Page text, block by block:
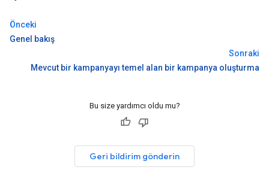
Önceki
Genel bakış
Sonraki
Mevcut bir kampanyayı temel alan bir kampanya oluşturma
Bu size yardımcı oldu mu?
Geri bildirim gönderin